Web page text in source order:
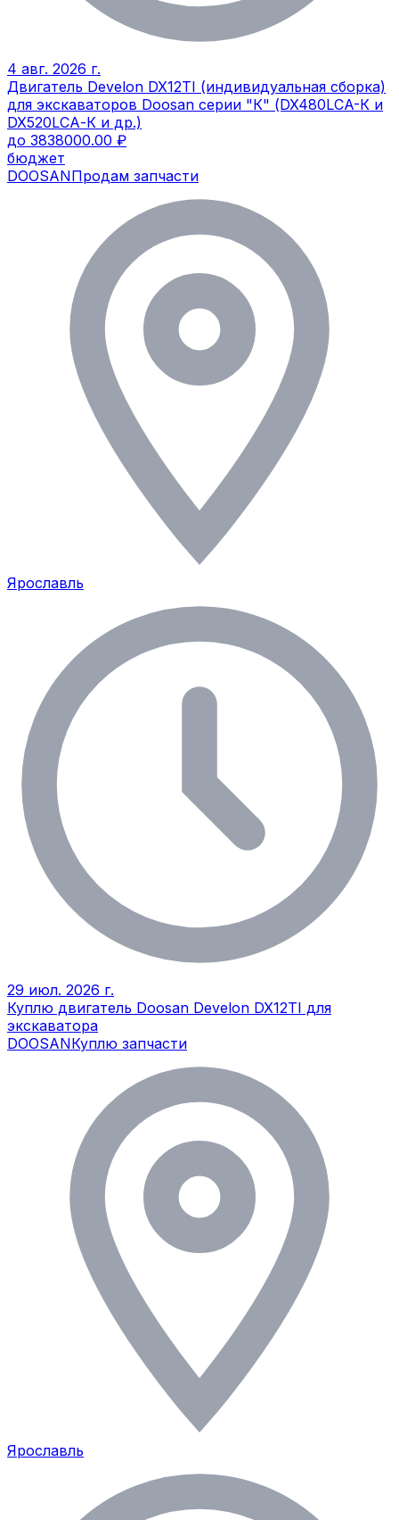
4 авг. 2026 г.
Двигатель Develon DX12TI (индивидуальная сборка)
для экскаваторов Dооsan серии "К" (DX480LСA-К и
DX520LCА-К и др.)
до 3838000.00 ₽
бюджет
DOOSANПродам запчасти
Ярославль
29 июл. 2026 г.
Куплю двигатель Doosan Develon DX12TI для
экскаватора
DOOSANКуплю запчасти
Ярославль